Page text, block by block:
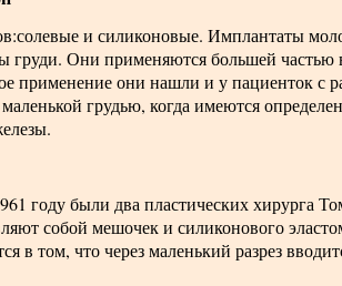
и силиконовые. Имплантаты
Они применяются большей частью
применение они нашли и у пациенток с
грудью, когда имеются
году были два пластических хирурга
собой мешочек и силиконового
в том, что через маленький разрез